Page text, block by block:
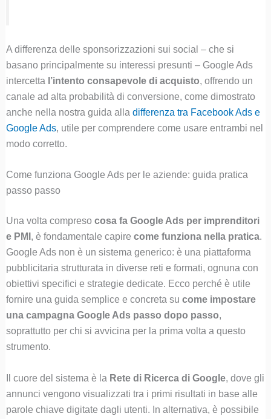
A differenza delle sponsorizzazioni sui social – che si
basano principalmente su interessi presunti – Google Ads
intercetta l’intento consapevole di acquisto, offrendo un
canale ad alta probabilità di conversione, come dimostrato
anche nella nostra guida alla differenza tra Facebook Ads e
Google Ads, utile per comprendere come usare entrambi nel
modo corretto.
Come funziona Google Ads per le aziende: guida pratica
passo passo
Una volta compreso cosa fa Google Ads per imprenditori
e PMI , è fondamentale capire come funziona nella pratica.
Google Ads non è un sistema generico: è una piattaforma
pubblicitaria strutturata in diverse reti e formati, ognuna con
obiettivi specifici e strategie dedicate. Ecco perché è utile
fornire una guida semplice e concreta su come impostare
una campagna Google Ads passo dopo passo,
soprattutto per chi si avvicina per la prima volta a questo
strumento.
Il cuore del sistema è la Rete di Ricerca di Google, dove gli
annunci vengono visualizzati tra i primi risultati in base alle
parole chiave digitate dagli utenti. In alternativa, è possibile